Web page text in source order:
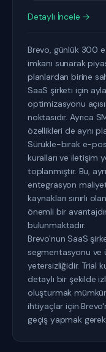
Detaylı İncele →
Brevo, günlük 300
imkanı sunarak
planlardan birine
SaaS şirketi için
optimizasyonu
noktasıdır. Ayrıca
özellikleri de aynı
Sürükle-bırak e-
kuralları ve iletişim
toplanmıştır. Bu,
entegrasyon
kaynakları sınırlı
önemli bir
bulunmaktadır.
Brevo'nun SaaS
segmentasyonu ve
yetersizliğidir. Trial
detaylı bir şekilde
oluşturmak
ihtiyaçlar için
geçiş yapmak